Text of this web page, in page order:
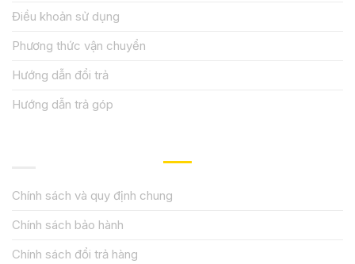
Điều khoản sử dụng
Phương thức vận chuyển
Hướng dẫn đổi trả
Hướng dẫn trả góp
Chính sách và quy định chung
Chính sách bảo hành
Chính sách đổi trả hàng